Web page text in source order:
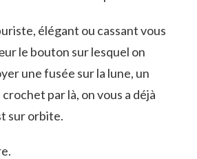
élégant ou cassant vous
le bouton sur lesquel on
une fusée sur la lune, un
par là, on vous a déjà
sur orbite.